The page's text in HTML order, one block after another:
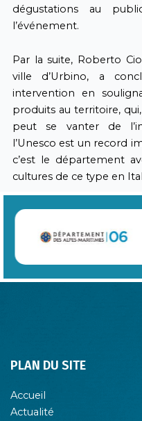
dégustations au
l’événement.
Par la suite, Roberto
ville d’Urbino, a
intervention en
produits au territoire,
peut se vanter de
l’Unesco est un record
c’est le département
cultures de ce type en
PLAN DU SITE
Accueil
Actualité